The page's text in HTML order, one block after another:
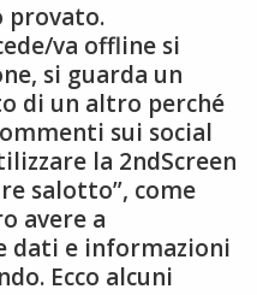
provato.
va offline si
si guarda un
di un altro perché
sui social
la 2ndScreen
salotto”, come
avere a
dati e informazioni
Ecco alcuni